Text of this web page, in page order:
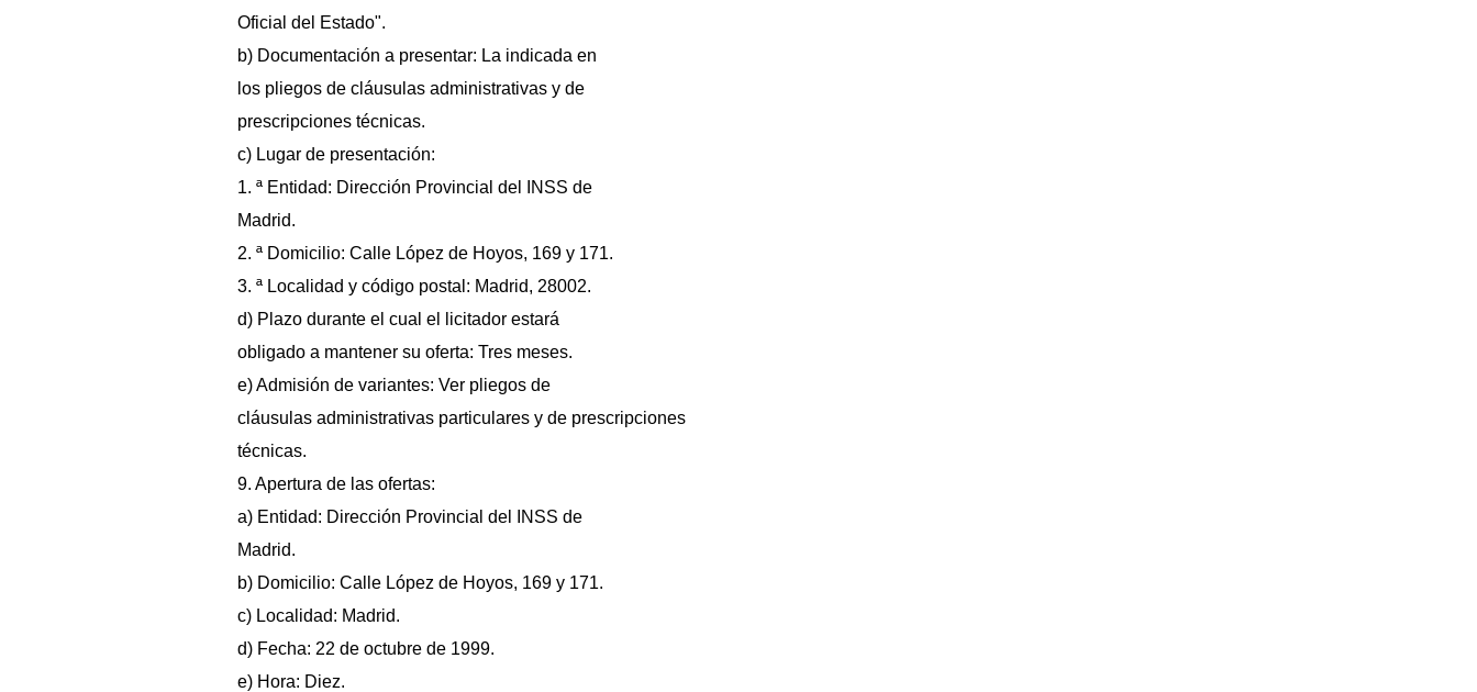
Oficial del Estado".
b) Documentación a presentar: La indicada en
los pliegos de cláusulas administrativas y de
prescripciones técnicas.
c) Lugar de presentación:
1. ª Entidad: Dirección Provincial del INSS de
Madrid.
2. ª Domicilio: Calle López de Hoyos, 169 y 171.
3. ª Localidad y código postal: Madrid, 28002.
d) Plazo durante el cual el licitador estará
obligado a mantener su oferta: Tres meses.
e) Admisión de variantes: Ver pliegos de
cláusulas administrativas particulares y de prescripciones
técnicas.
9. Apertura de las ofertas:
a) Entidad: Dirección Provincial del INSS de
Madrid.
b) Domicilio: Calle López de Hoyos, 169 y 171.
c) Localidad: Madrid.
d) Fecha: 22 de octubre de 1999.
e) Hora: Diez.